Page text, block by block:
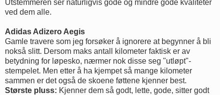
Utstemmeren ser naturligvis gode og mindre gode kvaliteter
ved dem alle.
Adidas Adizero Aegis
Gamle travere som jeg forsøker å ignorere at begynner å bli
nokså slitt. Dersom maks antall kilometer faktisk er av
betydning for løpesko, nærmer nok disse seg "utløpt"-
stempelet. Men etter å ha kjempet så mange kilometer
sammen er det også de skoene føttene kjenner best.
Største pluss: Kjenner dem så godt, lette, gode, sitter godt